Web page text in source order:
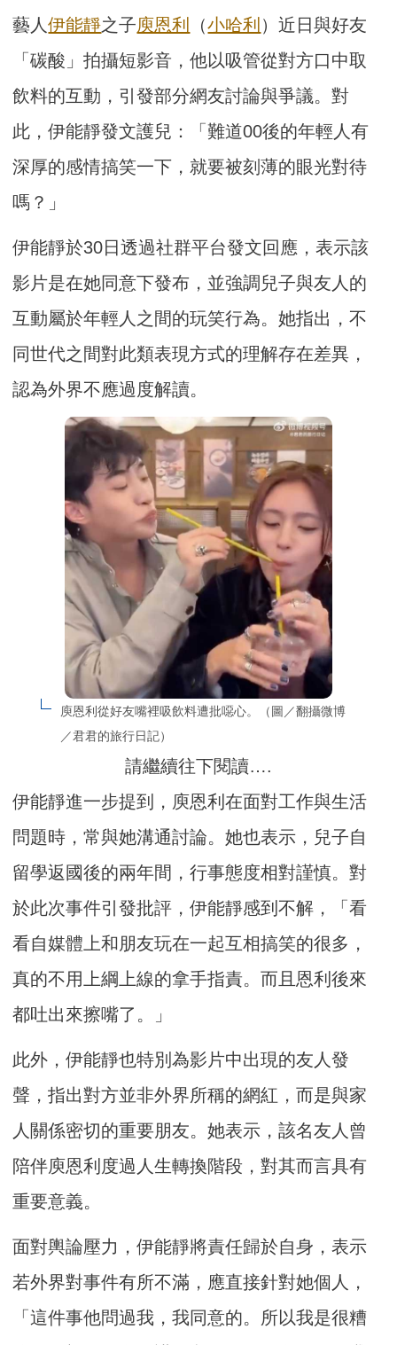
藝人伊能靜之子庾恩利 （小哈利 ）近日與好友
「碳酸」拍攝短影音，他以吸管從對方口中取
飲料的互動，引發部分網友討論與爭議。對
此，伊能靜發文護兒：「難道00後的年輕人有
深厚的感情搞笑一下，就要被刻薄的眼光對待
嗎？」
伊能靜於30日透過社群平台發文回應，表示該
影片是在她同意下發布，並強調兒子與友人的
互動屬於年輕人之間的玩笑行為。她指出，不
同世代之間對此類表現方式的理解存在差異，
認為外界不應過度解讀。
庾恩利從好友嘴裡吸飲料遭批噁心。（圖／翻攝微博
／君君的旅行日記）
請繼續往下閱讀….
伊能靜進一步提到，庾恩利在面對工作與生活
問題時，常與她溝通討論。她也表示，兒子自
留學返國後的兩年間，行事態度相對謹慎。對
於此次事件引發批評，伊能靜感到不解，「看
看自媒體上和朋友玩在一起互相搞笑的很多，
真的不用上綱上線的拿手指責。而且恩利後來
都吐出來擦嘴了。」
此外，伊能靜也特別為影片中出現的友人發
聲，指出對方並非外界所稱的網紅，而是與家
人關係密切的重要朋友。她表示，該名友人曾
陪伴庾恩利度過人生轉換階段，對其而言具有
重要意義。
面對輿論壓力，伊能靜將責任歸於自身，表示
若外界對事件有所不滿，應直接針對她個人，
「這件事他問過我，我同意的。所以我是很糟